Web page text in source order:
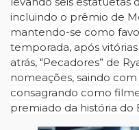
incluindo o prêmio de
mantendo-se como
temporada, após
atrás, "Pecadores” de
nomeações, saindo
consagrando como
premiado da história do